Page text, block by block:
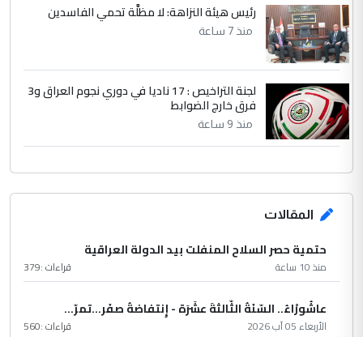
رئيس هيئة النزاهة: لا مظلَّة تحمي الفاسدين
منذ 7 ساعة
لجنة التراخيص : 17 ناديا في دوري نجوم العراق و3
فرق خارج الضوابط
منذ 9 ساعة
المقالات
حتمية حصر السلاح المنفلت بيد الدولة العراقية
منذ 10 ساعة قراءات :379
عاشُورْاءُ.. السّنَةُ الثّالثةَ عشَرَة - إِنتفاضةُ صفَر…تمرّ...
الأربعاء 05 آب 2026 قراءات :560